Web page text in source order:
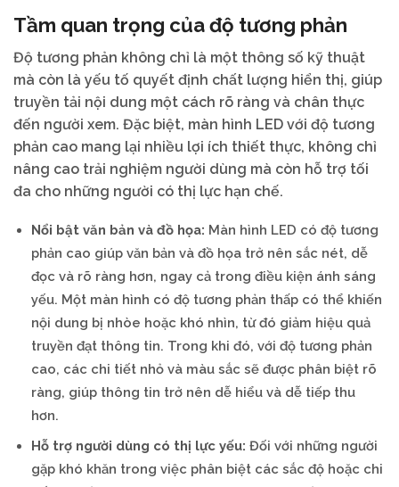
Tầm quan trọng của độ tương phản
Độ tương phản không chỉ là một thông số kỹ thuật
mà còn là yếu tố quyết định chất lượng hiển thị, giúp
truyền tải nội dung một cách rõ ràng và chân thực
đến người xem. Đặc biệt, màn hình LED với độ tương
phản cao mang lại nhiều lợi ích thiết thực, không chỉ
nâng cao trải nghiệm người dùng mà còn hỗ trợ tối
đa cho những người có thị lực hạn chế.
Nổi bật văn bản và đồ họa: Màn hình LED có độ tương
phản cao giúp văn bản và đồ họa trở nên sắc nét, dễ
đọc và rõ ràng hơn, ngay cả trong điều kiện ánh sáng
yếu. Một màn hình có độ tương phản thấp có thể khiến
nội dung bị nhòe hoặc khó nhìn, từ đó giảm hiệu quả
truyền đạt thông tin. Trong khi đó, với độ tương phản
cao, các chi tiết nhỏ và màu sắc sẽ được phân biệt rõ
ràng, giúp thông tin trở nên dễ hiểu và dễ tiếp thu
hơn.
Hỗ trợ người dùng có thị lực yếu: Đối với những người
gặp khó khăn trong việc phân biệt các sắc độ hoặc chi